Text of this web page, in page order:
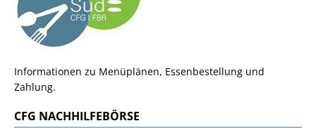
Informationen zu Menüplänen, Essenbestellung und
Zahlung.
CFG NACHHILFEBÖRSE